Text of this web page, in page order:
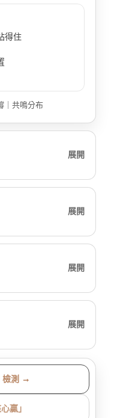
得住
｜共鳴分布
展開
展開
展開
展開
檢測 →
贏」